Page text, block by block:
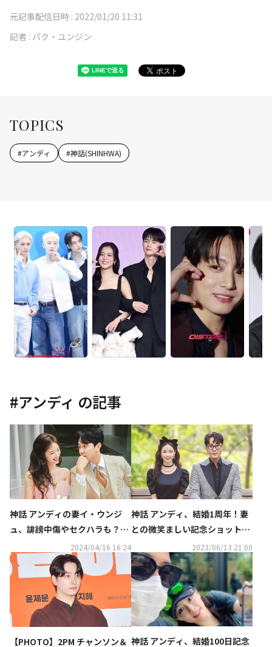
元記事配信日時 : 2022/01/20 11:31
記者 : パク・ユンジン
TOPICS
#アンディ #神話(SHINHWA)
#アンディ の記事
神話 アンディの妻イ・ウンジ
ュ、誹謗中傷やセクハラも？度
を越えた悪質なDMに警告
2024/04/16 16:24
神話 アンディ、結婚1周年！妻
との微笑ましい記念ショットに
2023/06/13 21:00
【PHOTO】2PM チャンソン＆ 神話 アンディ、結婚100日記念